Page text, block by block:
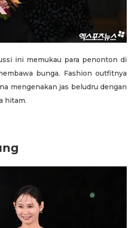
ini memukau para penonton di
bunga. Fashion outfitnya
mengenakan jas beludru dengan
hitam.